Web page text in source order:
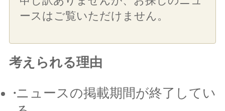
ースはご覧いただけません。
考えられる理由
ニュースの掲載期間が終了してい